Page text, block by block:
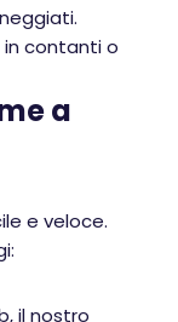
contanti o
a
e veloce.
il nostro